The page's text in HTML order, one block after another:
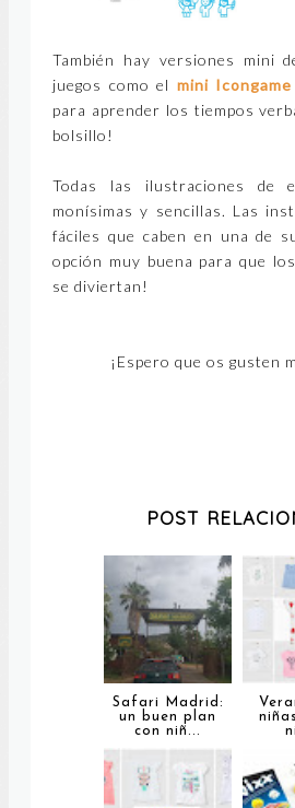
También hay versiones mini
juegos como el mini Icongame
para aprender los tiempos
bolsillo!
Todas las ilustraciones de
monísimas y sencillas. Las
fáciles que caben en una de
opción muy buena para que
se diviertan!
¡Espero que os gusten
POST
Safari Madrid:
un buen plan
con niñ...